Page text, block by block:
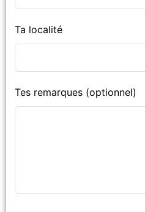
Ta localité
Tes remarques (optionnel)